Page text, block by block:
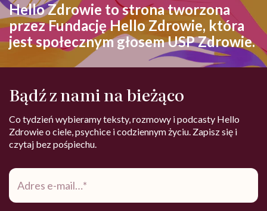
Hello Zdrowie to strona tworzona
przez Fundację Hello Zdrowie, która
jest społecznym głosem USP Zdrowie.
Bądź z nami na bieżąco
Co tydzień wybieramy teksty, rozmowy i podcasty Hello
Zdrowie o ciele, psychice i codziennym życiu. Zapisz się i
czytaj bez pośpiechu.
Adres
mail*